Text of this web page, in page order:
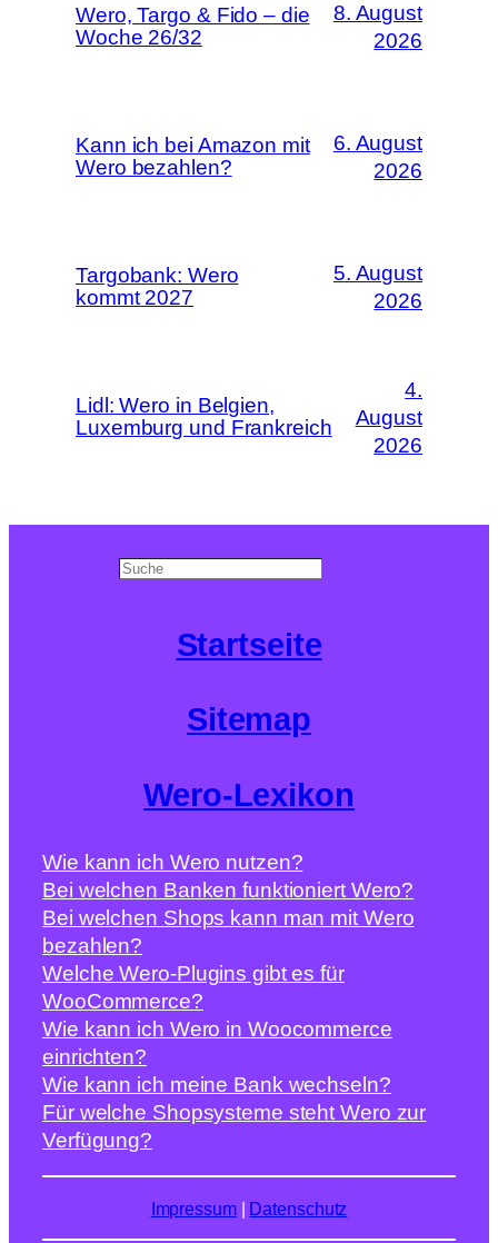
Wero, Targo & Fido – die
Woche 26/32
8. August
2026
Kann ich bei Amazon mit
Wero bezahlen?
6. August
2026
Targobank: Wero
kommt 2027
5. August
2026
Lidl: Wero in Belgien,
Luxemburg und Frankreich
4.
August
2026
Search
Startseite
Sitemap
Wero-Lexikon
Wie kann ich Wero nutzen?
Bei welchen Banken funktioniert Wero?
Bei welchen Shops kann man mit Wero
bezahlen?
Welche Wero-Plugins gibt es für
WooCommerce?
Wie kann ich Wero in Woocommerce
einrichten?
Wie kann ich meine Bank wechseln?
Für welche Shopsysteme steht Wero zur
Verfügung?
Impressum| Datenschutz